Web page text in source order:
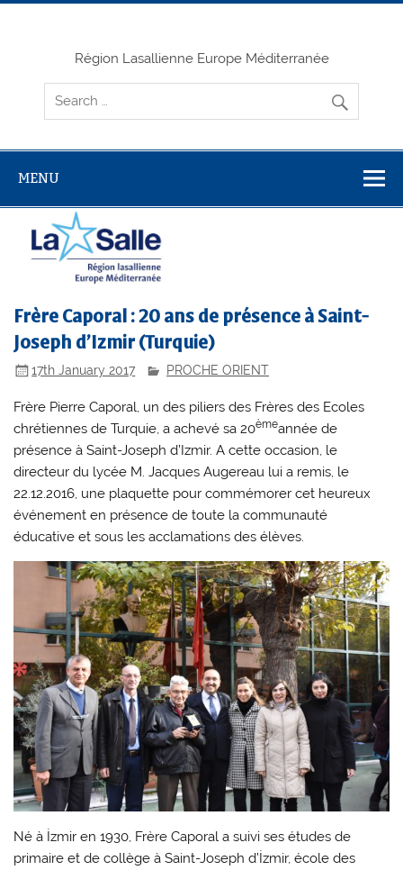
Skip
Région Lasallienne Europe Méditerranée
MENU
Frère Caporal : 20 ans de présence à Saint-
Joseph d’Izmir (Turquie)
17th January 2017 PROCHE ORIENT
Frère Pierre Caporal, un des piliers des Frères des Ecoles
chrétiennes de Turquie, a achevé sa 20èmeannée de
présence à Saint-Joseph d’Izmir. A cette occasion, le
directeur du lycée M. Jacques Augereau lui a remis, le
22.12.2016, une plaquette pour commémorer cet heureux
événement en présence de toute la communauté
éducative et sous les acclamations des élèves.
Né à İzmir en 1930, Frère Caporal a suivi ses études de
primaire et de collège à Saint-Joseph d’İzmir, école des